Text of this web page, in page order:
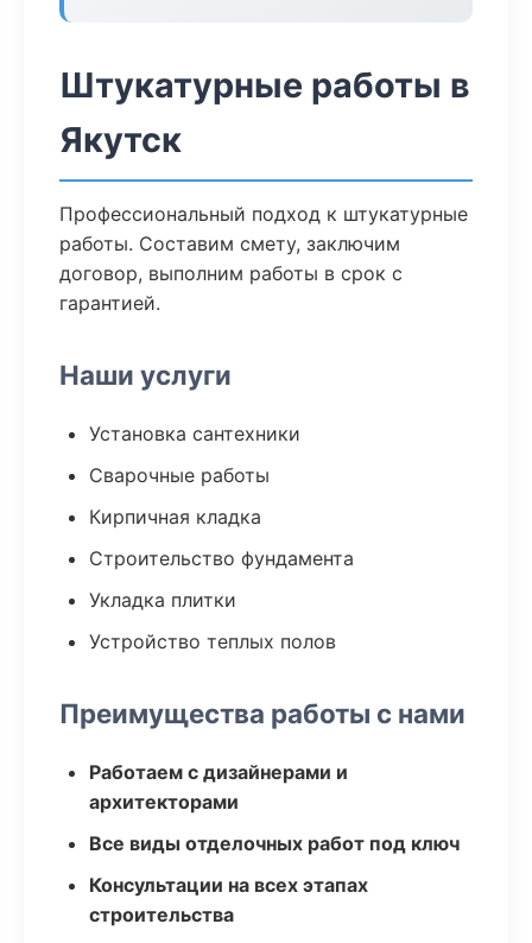
Штукатурные работы в
Якутск
Профессиональный подход к штукатурные
работы. Составим смету, заключим
договор, выполним работы в срок с
гарантией.
Наши услуги
Установка сантехники
Сварочные работы
Кирпичная кладка
Строительство фундамента
Укладка плитки
Устройство теплых полов
Преимущества работы с нами
Работаем с дизайнерами и
архитекторами
Все виды отделочных работ под ключ
Консультации на всех этапах
строительства